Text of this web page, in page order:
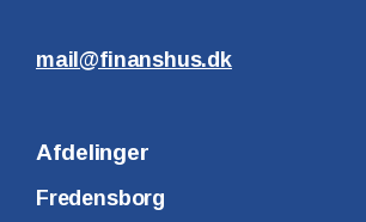
mail@finanshus.dk
Afdelinger
Fredensborg